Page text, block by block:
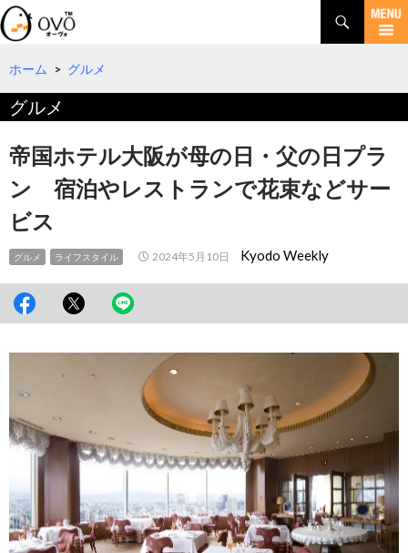
検
索
コ
テ
ツ
へ
移
ホーム > グルメ
グルメ
帝国ホテル大阪が母の日・父の日プラ
ン 宿泊やレストランで花束などサー
ビス
グルメ ライフスタイル 2024年5月10日 Kyodo Weekly